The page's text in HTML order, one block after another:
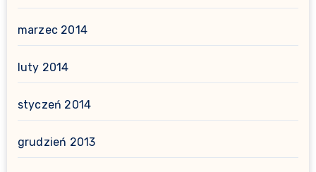
marzec 2014
luty 2014
styczeń 2014
grudzień 2013